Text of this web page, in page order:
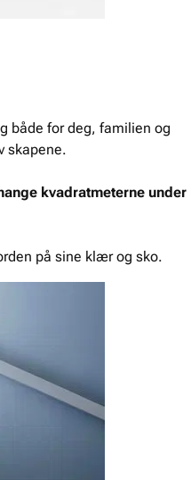
både for deg, familien og
skapene.
kvadratmeterne under
på sine klær og sko.